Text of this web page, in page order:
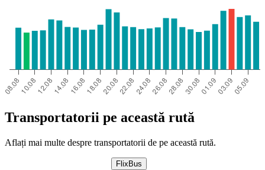
Transportatorii pe această rută
Aflați mai multe despre transportatorii de pe această rută.
FlixBus